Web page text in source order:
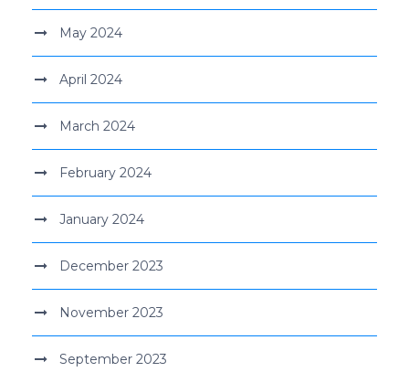
May 2024
April 2024
March 2024
February 2024
January 2024
December 2023
November 2023
September 2023